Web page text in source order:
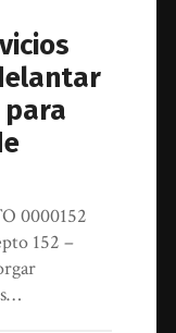
0000152
152 –